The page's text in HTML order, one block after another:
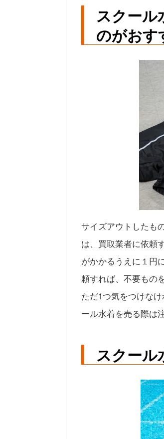
スクール
のがおす
サイズアウトしたも
は、買取業者に依頼
がかかるうえに１円
頼すれば、不要もの
ただ1つ気をつけな
ール水着を売る際は
スクール